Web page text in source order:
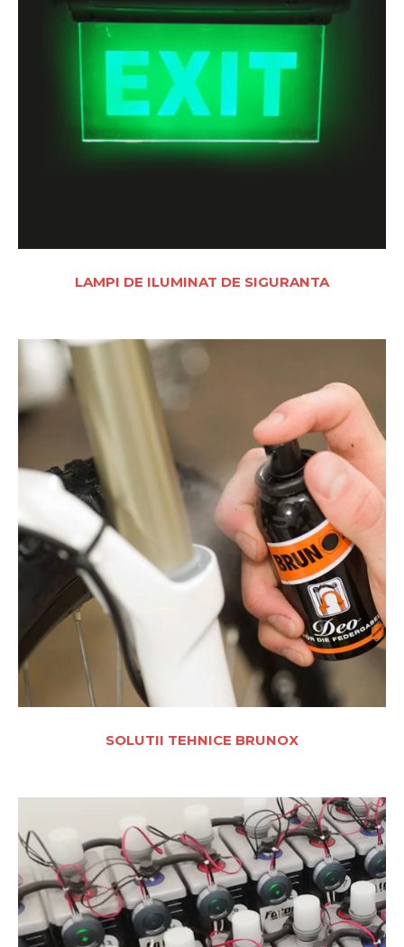
LAMPI DE ILUMINAT DE SIGURANTA
SOLUTII TEHNICE BRUNOX